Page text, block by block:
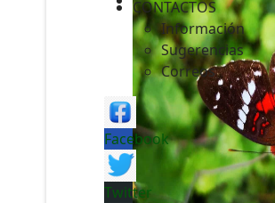
CONTACTOS
Información
Sugerencias
Correos
Facebook
Twitter